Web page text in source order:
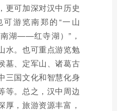
更可加深对汉中历史
游览南郑的“一山
南湖——红寺湖）”，
水。也可重点游览勉
墓、定军山、诸葛古
三国文化和智慧化身
等。总之，汉中周边
厚，旅游资源丰富，